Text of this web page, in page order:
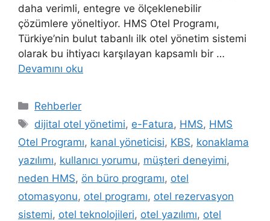
daha verimli, entegre ve ölçeklenebilir
çözümlere yöneltiyor. HMS Otel Programı,
Türkiye’nin bulut tabanlı ilk otel yönetim sistemi
olarak bu ihtiyacı karşılayan kapsamlı bir …
Devamını oku
Kategoriler
Rehberler
Etiketler
dijital otel yönetimi, e-Fatura, HMS, HMS
Otel Programı, kanal yöneticisi, KBS, konaklama
yazılımı, kullanıcı yorumu, müşteri deneyimi,
neden HMS, ön büro programı, otel
otomasyonu, otel programı, otel rezervasyon
sistemi, otel teknolojileri, otel yazılımı, otel